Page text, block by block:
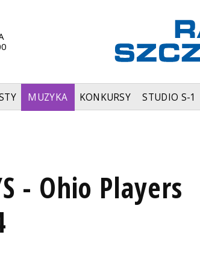
MUZYKA KONKURSY STUDIO S-1
- Ohio Players